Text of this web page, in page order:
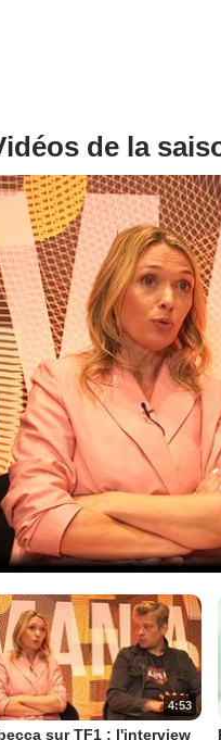
de la
4:53
sur TF1 : l'interview